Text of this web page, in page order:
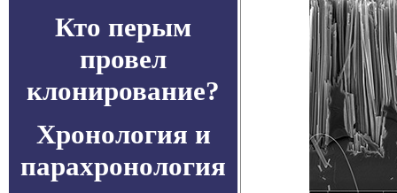
Кто перым
провел
клонирование?
Хронология и
парахронология